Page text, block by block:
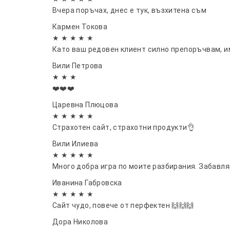
Вчера поръчах, днес е тук, възхитена съм
Кармен Токова
★ ★ ★ ★ ★
Като ваш редовен клиент силно препоръчвам,
Вили Петрова
★ ★ ★
❤️❤️❤️
Царевна Плюцова
★ ★ ★ ★ ★
Страхотен сайт, страхотни продукти👌
Вили Илиева
★ ★ ★ ★ ★
Много добра игра по моите разбирания.
Иванина Габровска
★ ★ ★ ★ ★
Сайт чудо, повече от перфектен 🙌🙌🙌
Дора Николова